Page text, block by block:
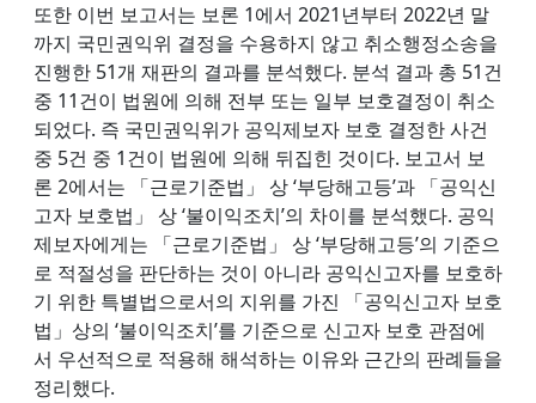
또한 이번 보고서는 보론 1에서 2021년부터 2022년 말
까지 국민권익위 결정을 수용하지 않고 취소행정소송을
진행한 51개 재판의 결과를 분석했다. 분석 결과 총 51건
중 11건이 법원에 의해 전부 또는 일부 보호결정이 취소
되었다. 즉 국민권익위가 공익제보자 보호 결정한 사건
중 5건 중 1건이 법원에 의해 뒤집힌 것이다. 보고서 보
론 2에서는 「근로기준법」 상 ‘부당해고등’과 「공익신
고자 보호법」 상 ‘불이익조치’의 차이를 분석했다. 공익
제보자에게는 「근로기준법」 상 ‘부당해고등’의 기준으
로 적절성을 판단하는 것이 아니라 공익신고자를 보호하
기 위한 특별법으로서의 지위를 가진 「공익신고자 보호
법」상의 ‘불이익조치’를 기준으로 신고자 보호 관점에
서 우선적으로 적용해 해석하는 이유와 근간의 판례들을
정리했다.